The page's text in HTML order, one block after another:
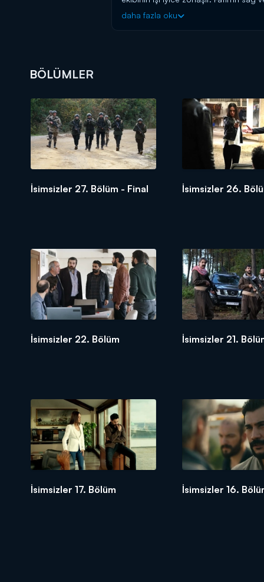
kumpas kurulur. Fakat vatan uğruna
daha fazla oku
BÖLÜMLER
İsimsizler 27. Bölüm - Final İsimsizler 26.
İsimsizler 22. Bölüm İsimsizler 21.
İsimsizler 17. Bölüm İsimsizler 16.